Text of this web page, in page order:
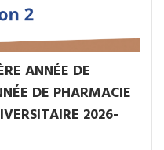
ANNÉE DE
DE PHARMACIE
2026-